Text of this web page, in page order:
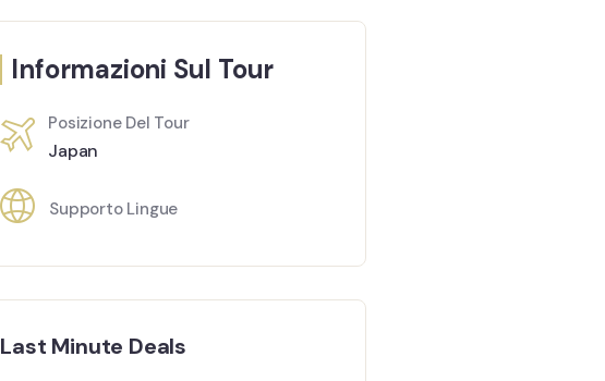
Informazioni Sul Tour
Posizione Del Tour
Japan
Supporto Lingue
Last Minute Deals